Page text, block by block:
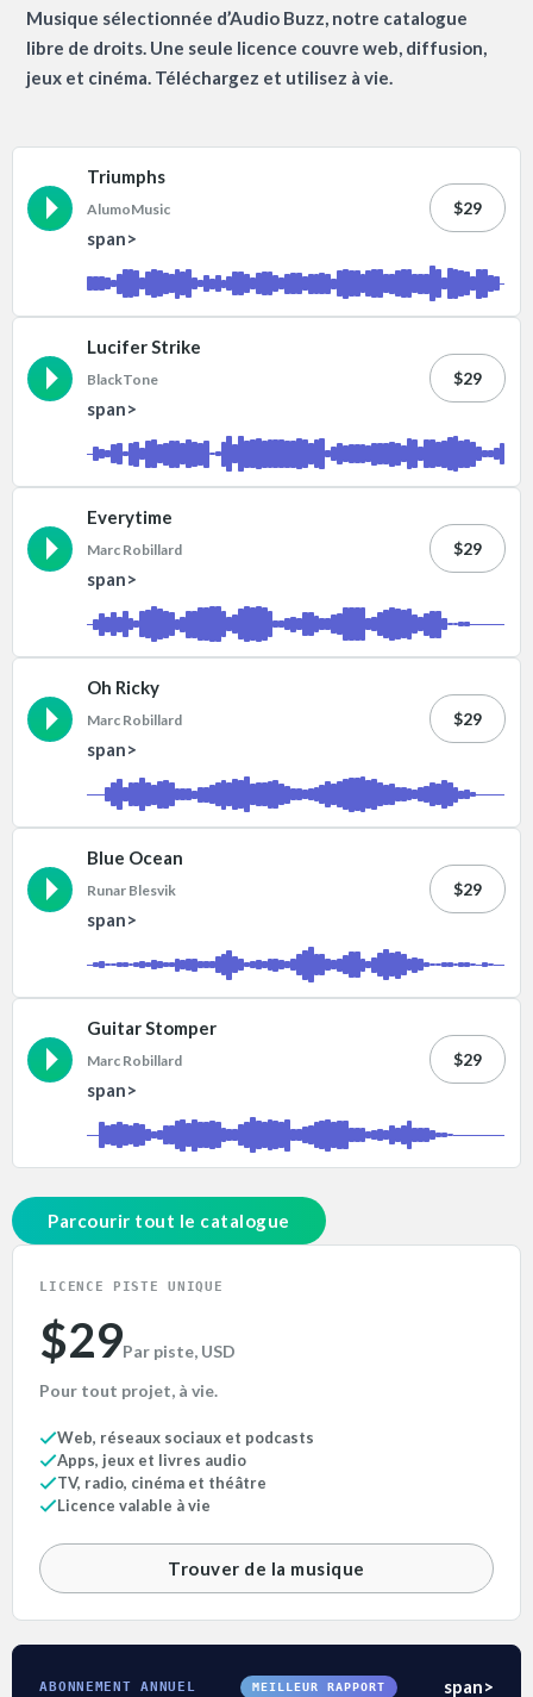
Musique sélectionnée d’Audio Buzz, notre catalogue
libre de droits. Une seule licence couvre web, diffusion,
jeux et cinéma. Téléchargez et utilisez à vie.
Triumphs
AlumoMusic
span>
$29
Lucifer Strike
BlackTone
span>
$29
Everytime
Marc Robillard
span>
$29
Oh Ricky
Marc Robillard
span>
$29
Blue Ocean
Runar Blesvik
span>
$29
Guitar Stomper
Marc Robillard
span>
$29
Parcourir tout le catalogue
LICENCE PISTE UNIQUE
$29Par piste, USD
Pour tout projet, à vie.
Web, réseaux sociaux et podcasts
Apps, jeux et livres audio
TV, radio, cinéma et théâtre
Licence valable à vie
Trouver de la musique
ABONNEMENT ANNUEL MEILLEUR RAPPORT span>